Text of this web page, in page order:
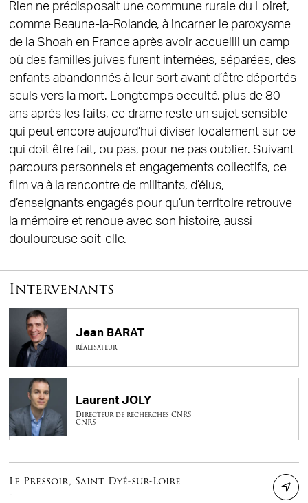
Rien ne prédisposait une commune rurale du Loiret,
comme Beaune-la-Rolande, à incarner le paroxysme
de la Shoah en France après avoir accueilli un camp
où des familles juives furent internées, séparées, des
enfants abandonnés à leur sort avant d’être déportés
seuls vers la mort. Longtemps occulté, plus de 80
ans après les faits, ce drame reste un sujet sensible
qui peut encore aujourd’hui diviser localement sur ce
qui doit être fait, ou pas, pour ne pas oublier. Suivant
parcours personnels et engagements collectifs, ce
film va à la rencontre de militants, d’élus,
d’enseignants engagés pour qu’un territoire retrouve
la mémoire et renoue avec son histoire, aussi
douloureuse soit-elle.
Intervenants
Jean BARAT
réalisateur
Laurent JOLY
Directeur de recherches CNRS
CNRS
Le Pressoir, Saint Dyé-sur-Loire
-